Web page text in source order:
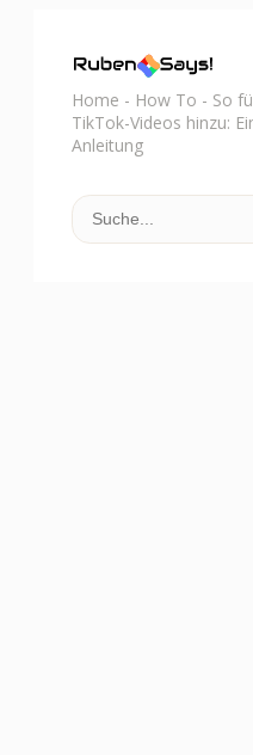
Home - How To - So
TikTok-Videos hinzu:
Anleitung